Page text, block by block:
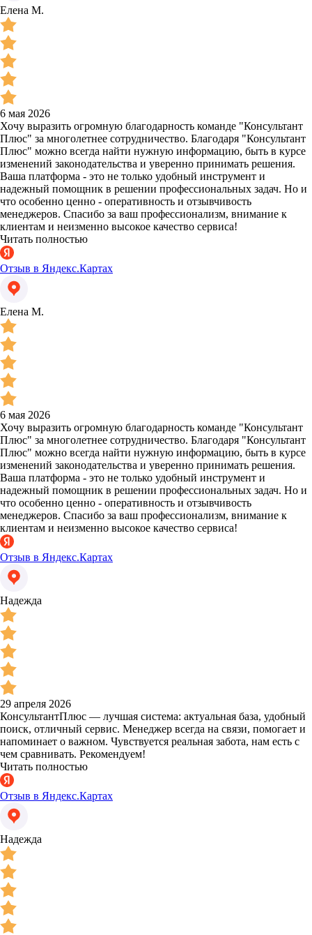
Елена М.
6 мая 2026
Хочу выразить огромную благодарность команде "Консультант
Плюс" за многолетнее сотрудничество. Благодаря "Консультант
Плюс" можно всегда найти нужную информацию, быть в курсе
изменений законодательства и уверенно принимать решения.
Ваша платформа - это не только удобный инструмент и
надежный помощник в решении профессиональных задач. Но и
что особенно ценно - оперативность и отзывчивость
менеджеров. Спасибо за ваш профессионализм, внимание к
клиентам и неизменно высокое качество сервиса!
Читать полностью
Отзыв в Яндекс.Картах
Елена М.
6 мая 2026
Хочу выразить огромную благодарность команде "Консультант
Плюс" за многолетнее сотрудничество. Благодаря "Консультант
Плюс" можно всегда найти нужную информацию, быть в курсе
изменений законодательства и уверенно принимать решения.
Ваша платформа - это не только удобный инструмент и
надежный помощник в решении профессиональных задач. Но и
что особенно ценно - оперативность и отзывчивость
менеджеров. Спасибо за ваш профессионализм, внимание к
клиентам и неизменно высокое качество сервиса!
Отзыв в Яндекс.Картах
Надежда
29 апреля 2026
КонсультантПлюс — лучшая система: актуальная база, удобный
поиск, отличный сервис. Менеджер всегда на связи, помогает и
напоминает о важном. Чувствуется реальная забота, нам есть с
чем сравнивать. Рекомендуем!
Читать полностью
Отзыв в Яндекс.Картах
Надежда